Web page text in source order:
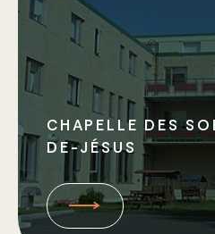
CHAPELLE DES
DE-JÉSUS